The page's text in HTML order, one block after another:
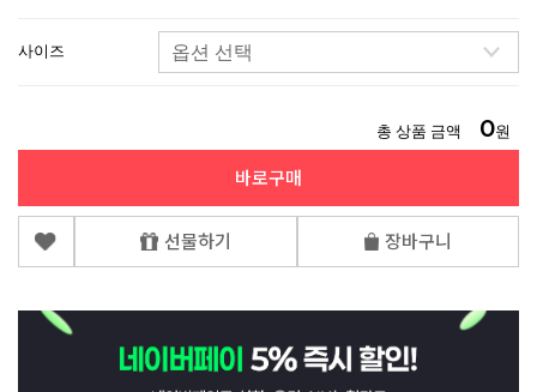
사이즈
총 상품 금액 0원
바로구매
선물하기 장바구니